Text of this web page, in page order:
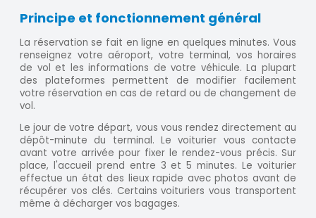
Principe et fonctionnement général
La réservation se fait en ligne en quelques minutes. Vous
renseignez votre aéroport, votre terminal, vos horaires
de vol et les informations de votre véhicule. La plupart
des plateformes permettent de modifier facilement
votre réservation en cas de retard ou de changement de
vol.
Le jour de votre départ, vous vous rendez directement au
dépôt-minute du terminal. Le voiturier vous contacte
avant votre arrivée pour fixer le rendez-vous précis. Sur
place, l'accueil prend entre 3 et 5 minutes. Le voiturier
effectue un état des lieux rapide avec photos avant de
récupérer vos clés. Certains voituriers vous transportent
même à décharger vos bagages.